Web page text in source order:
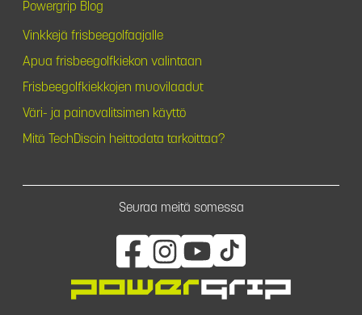
Powergrip Blog
Vinkkejä frisbeegolfaajalle
Apua frisbeegolfkiekon valintaan
Frisbeegolfkiekkojen muovilaadut
Väri- ja painovalitsimen käyttö
Mitä TechDiscin heittodata tarkoittaa?
Seuraa meitä somessa